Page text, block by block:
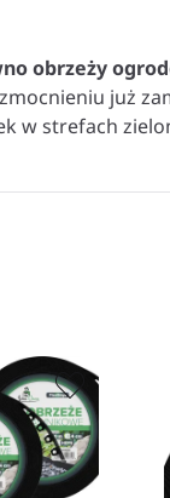
obrzeży
już
strefach